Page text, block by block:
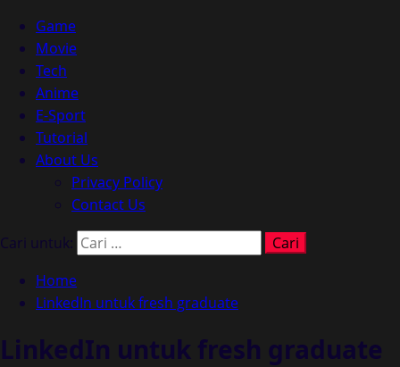
Game
Movie
Tech
Anime
E-Sport
Tutorial
About Us
Privacy Policy
Contact Us
Cari untuk:
Home
LinkedIn untuk fresh graduate
LinkedIn untuk fresh graduate